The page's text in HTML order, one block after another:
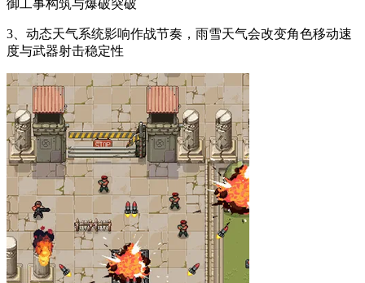
御工事构筑与爆破突破
3、动态天气系统影响作战节奏，雨雪天气会改变角色移动速
度与武器射击稳定性